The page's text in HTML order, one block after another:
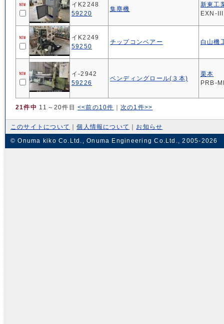
21件中 11～20件目 <<前の10件 ｜ 次の1件>>
イK2248
59220
集塵機
新東工
EXN-
イK2249
59250
チップコンベアー 白山機
イ-2942
59226
ベンディングロール(３本)
栗本
PRB-
このサイトについて ｜個人情報について
お知らせ
© Onuma kiko Co.Ltd., Onuma Engineering Co.Ltd., 2005-2026